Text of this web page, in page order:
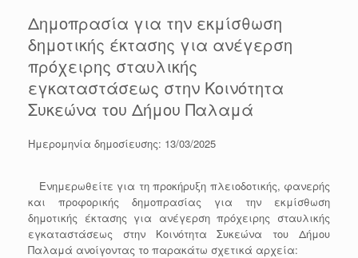
Δημοπρασία για την εκμίσθωση
δημοτικής έκτασης για ανέγερση
πρόχειρης σταυλικής
εγκαταστάσεως στην Κοινότητα
Συκεώνα του Δήμου Παλαμά
Ημερομηνία δημοσίευσης: 13/03/2025
Ενημερωθείτε για τη προκήρυξη πλειοδοτικής, φανερής
και προφορικής δημοπρασίας για την εκμίσθωση
δημοτικής έκτασης για ανέγερση πρόχειρης σταυλικής
εγκαταστάσεως στην Κοινότητα Συκεώνα του Δήμου
Παλαμά ανοίγοντας το παρακάτω σχετικά αρχεία: